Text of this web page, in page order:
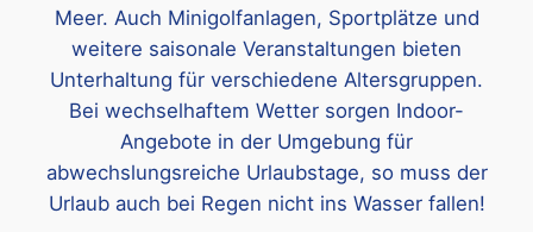
Meer. Auch Minigolfanlagen, Sportplätze und
weitere saisonale Veranstaltungen bieten
Unterhaltung für verschiedene Altersgruppen.
Bei wechselhaftem Wetter sorgen Indoor-
Angebote in der Umgebung für
abwechslungsreiche Urlaubstage, so muss der
Urlaub auch bei Regen nicht ins Wasser fallen!